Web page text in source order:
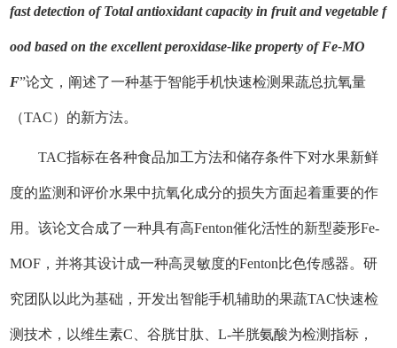
fast detection of Total antioxidant capacity in fruit and vegetable f
ood based on the excellent peroxidase-like property of Fe-MO
F”论文，阐述了一种基于智能手机快速检测果蔬总抗氧量
（TAC）的新方法。
TAC指标在各种食品加工方法和储存条件下对水果新鲜
度的监测和评价水果中抗氧化成分的损失方面起着重要的作
用。该论文合成了一种具有高Fenton催化活性的新型菱形Fe-
MOF，并将其设计成一种高灵敏度的Fenton比色传感器。研
究团队以此为基础，开发出智能手机辅助的果蔬TAC快速检
测技术，以维生素C、谷胱甘肽、L-半胱氨酸为检测指标，